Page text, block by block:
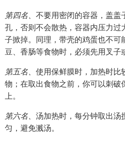
第四名、 不要用密闭的容器，盖盖
孔，否则不会散热，容器内压力过
子掀掉。同理，带壳的鸡蛋也不可
豆、香肠等食物时，必须先用叉子
第五名、 使用保鲜膜时，加热时比
物；在取出食物之前，你可以刺破
上。
第六名、 汤加热时，每分钟取出汤
匀，避免溅汤。